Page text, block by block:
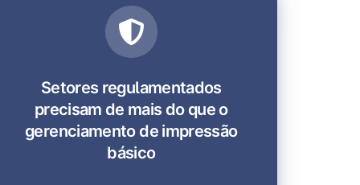
Setores regulamentados
precisam de mais do que o
gerenciamento de impressão
básico